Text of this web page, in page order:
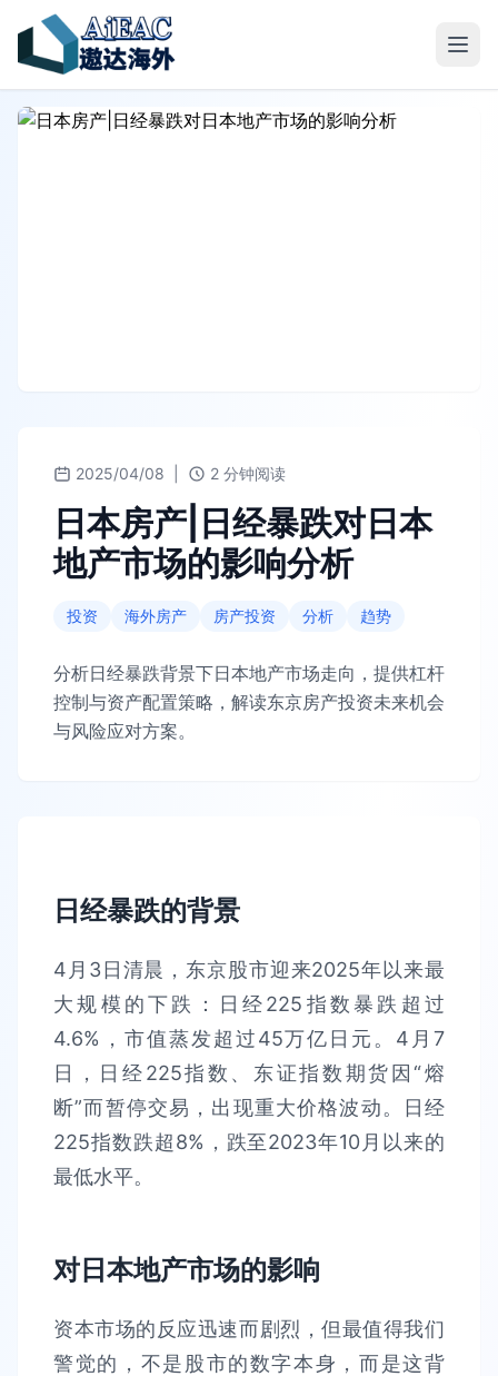
2025/04/08 2 分钟阅读
日本房产|日经暴跌对日本
地产市场的影响分析
投资 海外房产 房产投资 分析 趋势
分析日经暴跌背景下日本地产市场走向，提供杠杆
控制与资产配置策略，解读东京房产投资未来机会
与风险应对方案。
日经暴跌的背景
4月3日清晨，东京股市迎来2025年以来最
大规模的下跌：日经225指数暴跌超过
4.6%，市值蒸发超过45万亿日元。4月7
日，日经225指数、东证指数期货因“熔
断”而暂停交易，出现重大价格波动。日经
225指数跌超8%，跌至2023年10月以来的
最低水平。
对日本地产市场的影响
资本市场的反应迅速而剧烈，但最值得我们
警觉的，不是股市的数字本身，而是这背